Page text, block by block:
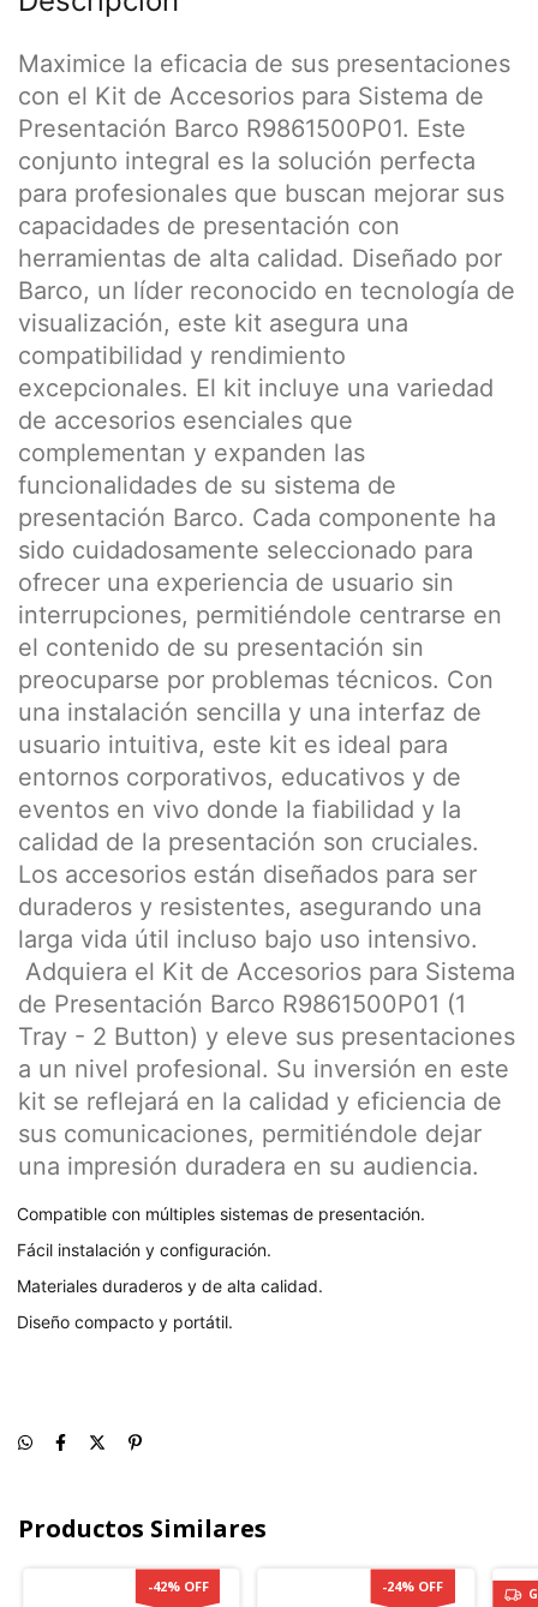
Maximice la eficacia de sus presentaciones
con el Kit de Accesorios para Sistema de
Presentación Barco R9861500P01. Este
conjunto integral es la solución perfecta
para profesionales que buscan mejorar sus
capacidades de presentación con
herramientas de alta calidad. Diseñado por
Barco, un líder reconocido en tecnología de
visualización, este kit asegura una
compatibilidad y rendimiento
excepcionales. El kit incluye una variedad
de accesorios esenciales que
complementan y expanden las
funcionalidades de su sistema de
presentación Barco. Cada componente ha
sido cuidadosamente seleccionado para
ofrecer una experiencia de usuario sin
interrupciones, permitiéndole centrarse en
el contenido de su presentación sin
preocuparse por problemas técnicos. Con
una instalación sencilla y una interfaz de
usuario intuitiva, este kit es ideal para
entornos corporativos, educativos y de
eventos en vivo donde la fiabilidad y la
calidad de la presentación son cruciales.
Los accesorios están diseñados para ser
duraderos y resistentes, asegurando una
larga vida útil incluso bajo uso intensivo.
Adquiera el Kit de Accesorios para Sistema
de Presentación Barco R9861500P01 (1
Tray - 2 Button) y eleve sus presentaciones
a un nivel profesional. Su inversión en este
kit se reflejará en la calidad y eficiencia de
sus comunicaciones, permitiéndole dejar
una impresión duradera en su audiencia.
Compatible con múltiples sistemas de presentación.
Fácil instalación y configuración.
Materiales duraderos y de alta calidad.
Diseño compacto y portátil.
Productos Similares
-42% OFF -24% OFF